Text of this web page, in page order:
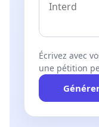
Écrivez avec
une pétition